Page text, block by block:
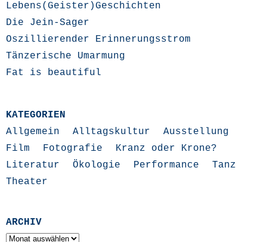
Lebens(Geister)Geschichten
Die Jein-Sager
Oszillierender Erinnerungsstrom
Tänzerische Umarmung
Fat is beautiful
KATEGORIEN
Allgemein
Alltagskultur
Ausstellung
Film
Fotografie
Kranz oder Krone?
Literatur
Ökologie Performance
Tanz
Theater
ARCHIV
Archiv